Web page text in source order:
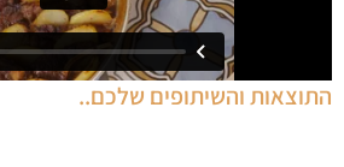
התוצאות והשיתופים שלכם..